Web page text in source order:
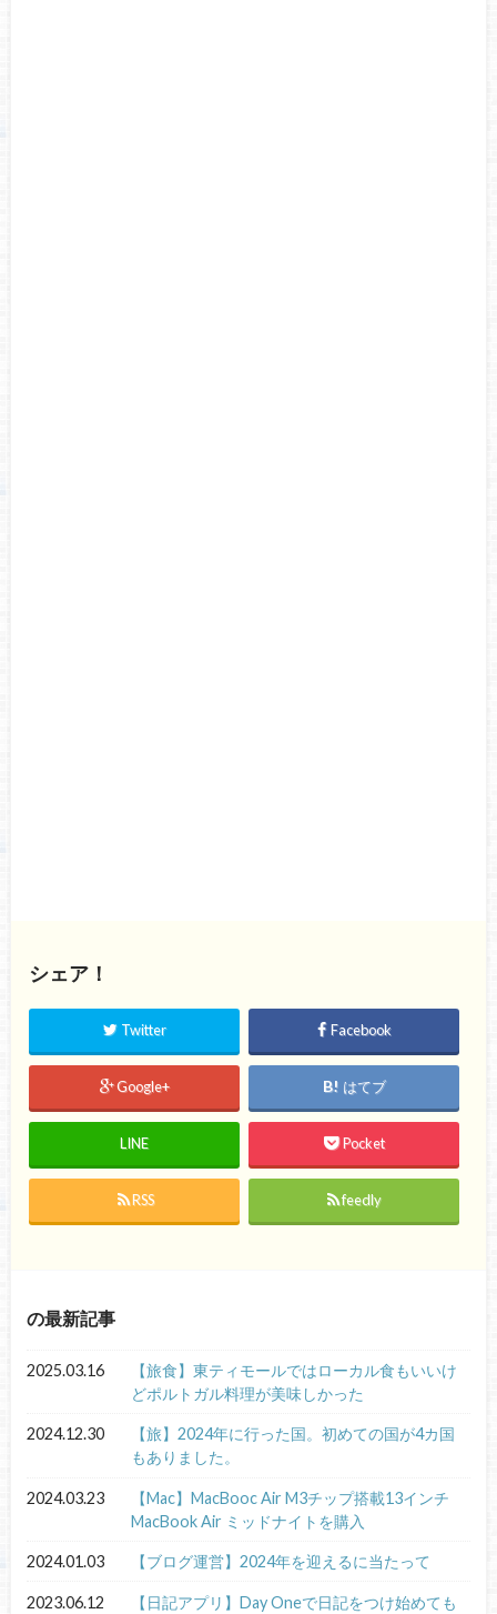
シェア！
Twitter Facebook
Google+ はてブ
LINE Pocket
RSS feedly
の最新記事
2025.03.16
【旅食】東ティモールではローカル食もいいけ
どポルトガル料理が美味しかった
2024.12.30
【旅】2024年に行った国。初めての国が4カ国
もありました。
2024.03.23
【Mac】MacBooc Air M3チップ搭載13インチ
MacBook Air ミッドナイトを購入
2024.01.03 【ブログ運営】2024年を迎えるに当たって
2023.06.12
【日記アプリ】Day Oneで日記をつけ始めても